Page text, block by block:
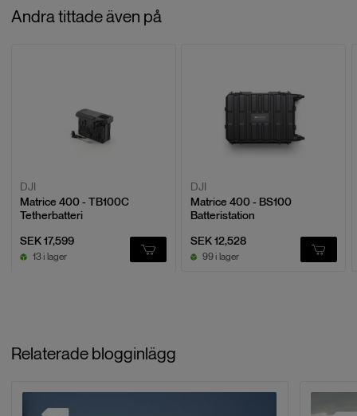
Andra tittade även på
DJI
Matrice 400 - TB100C
Tetherbatteri
SEK 17,599
13 i lager
DJI
Matrice 400 - BS100
Batteristation
SEK 12,528
99 i lager
Relaterade blogginlägg